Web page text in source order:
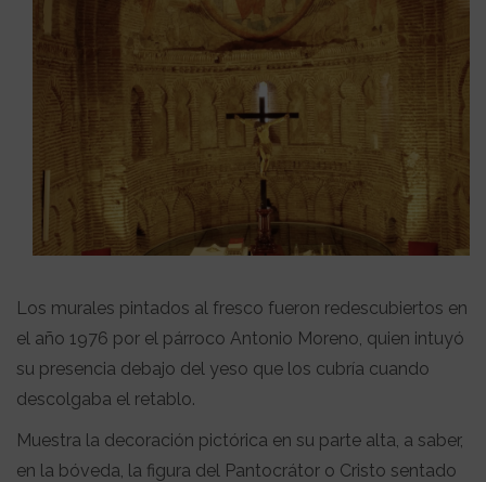
Los murales pintados al fresco fueron redescubiertos en
el año 1976 por el párroco Antonio Moreno, quien intuyó
su presencia debajo del yeso que los cubría cuando
descolgaba el retablo.
Muestra la decoración pictórica en su parte alta, a saber,
en la bóveda, la figura del Pantocrátor o Cristo sentado